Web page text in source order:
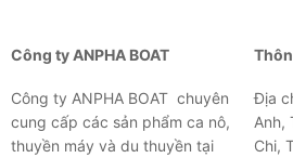
Công ty ANPHA BOAT
Công ty ANPHA BOAT chuyên
cung cấp các sản phẩm ca nô,
thuyền máy và du thuyền tại
Địa
Anh,
Chi,